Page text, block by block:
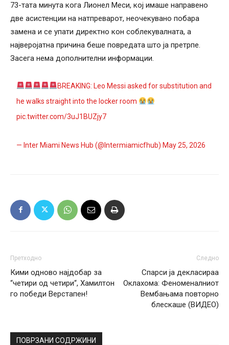
73-тата минута кога Лионел Меси, кој имаше направено
две асистенции на натпреварот, неочекувано побара
замена и се упати директно кон соблекувалната, а
најверојатна причина беше повредата што ја претрпе.
Засега нема дополнителни информации.
BREAKING: Leo Messi asked for substitution and
he walks straight into the locker room
pic.twitter.com/3uJ1BUZjy7
— Inter Miami News Hub (@Intermiamicfhub) May 25, 2026
Претходно
Кими одново најдобар за
“четири од четири“, Хамилтон
го победи Верстапен!
Следно
Спарси ја декласираа
Оклахома: Феноменалниот
Вембањама повторно
блескаше (ВИДЕО)
ПОВРЗАНИ СОДРЖИНИ